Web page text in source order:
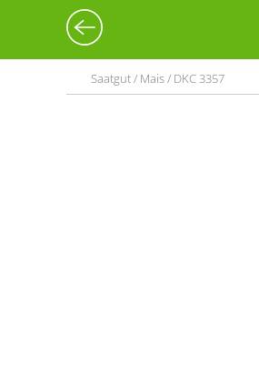
Saatgut / Mais / DKC 3357